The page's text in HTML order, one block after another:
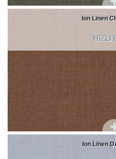
Ion Linen
HIZLI
Ion Linen